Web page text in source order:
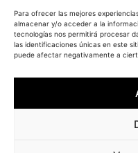
Para ofrecer las mejores
almacenar y/o acceder a la
tecnologías nos permitirá procesar
las identificaciones únicas en este
puede afectar negativamente a
Website byLaSecreta